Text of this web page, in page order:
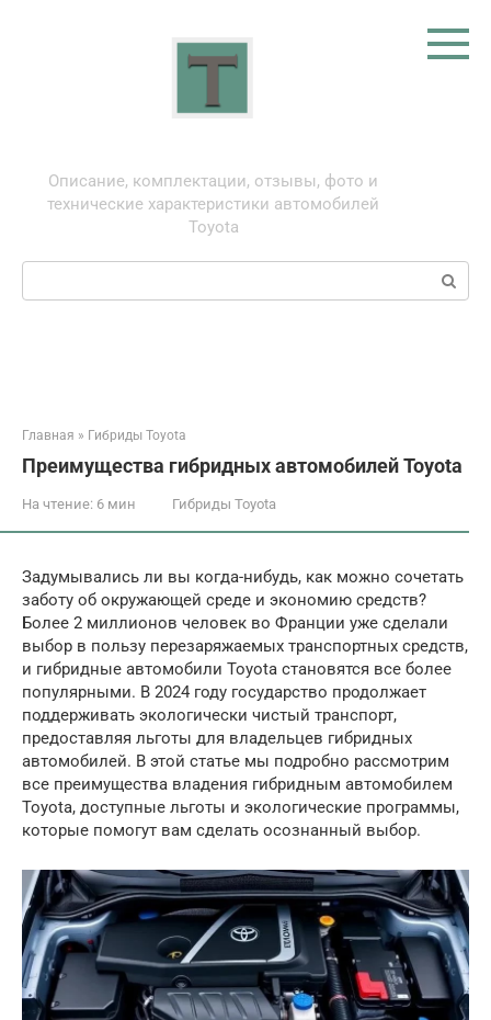
Описание, комплектации, отзывы, фото и
технические характеристики автомобилей
Toyota
Поиск:
Главная » Гибриды Toyota
Преимущества гибридных автомобилей Toyota
На чтение: 6 мин Гибриды Toyota
Задумывались ли вы когда-нибудь, как можно сочетать
заботу об окружающей среде и экономию средств?
Более 2 миллионов человек во Франции уже сделали
выбор в пользу перезаряжаемых транспортных средств,
и гибридные автомобили Toyota становятся все более
популярными. В 2024 году государство продолжает
поддерживать экологически чистый транспорт,
предоставляя льготы для владельцев гибридных
автомобилей. В этой статье мы подробно рассмотрим
все преимущества владения гибридным автомобилем
Toyota, доступные льготы и экологические программы,
которые помогут вам сделать осознанный выбор.